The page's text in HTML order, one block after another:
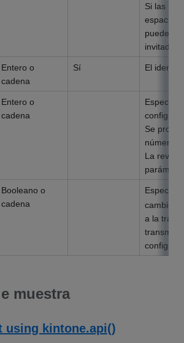
Si las
espacios
pueden
invitado.
Entero o
cadena
Sí El
Entero o
cadena
Se
número
La
Booleano o
cadena
cambios
a la
muestra
using kintone.api()